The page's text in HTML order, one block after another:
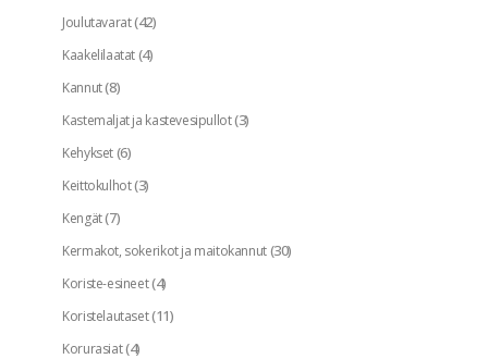
Joulutavarat(42)
Kaakelilaatat(4)
Kannut(8)
Kastemaljat ja kastevesipullot(3)
Kehykset(6)
Keittokulhot(3)
Kengät(7)
Kermakot, sokerikot ja maitokannut(30)
Koriste-esineet(4)
Koristelautaset(11)
Korurasiat(4)